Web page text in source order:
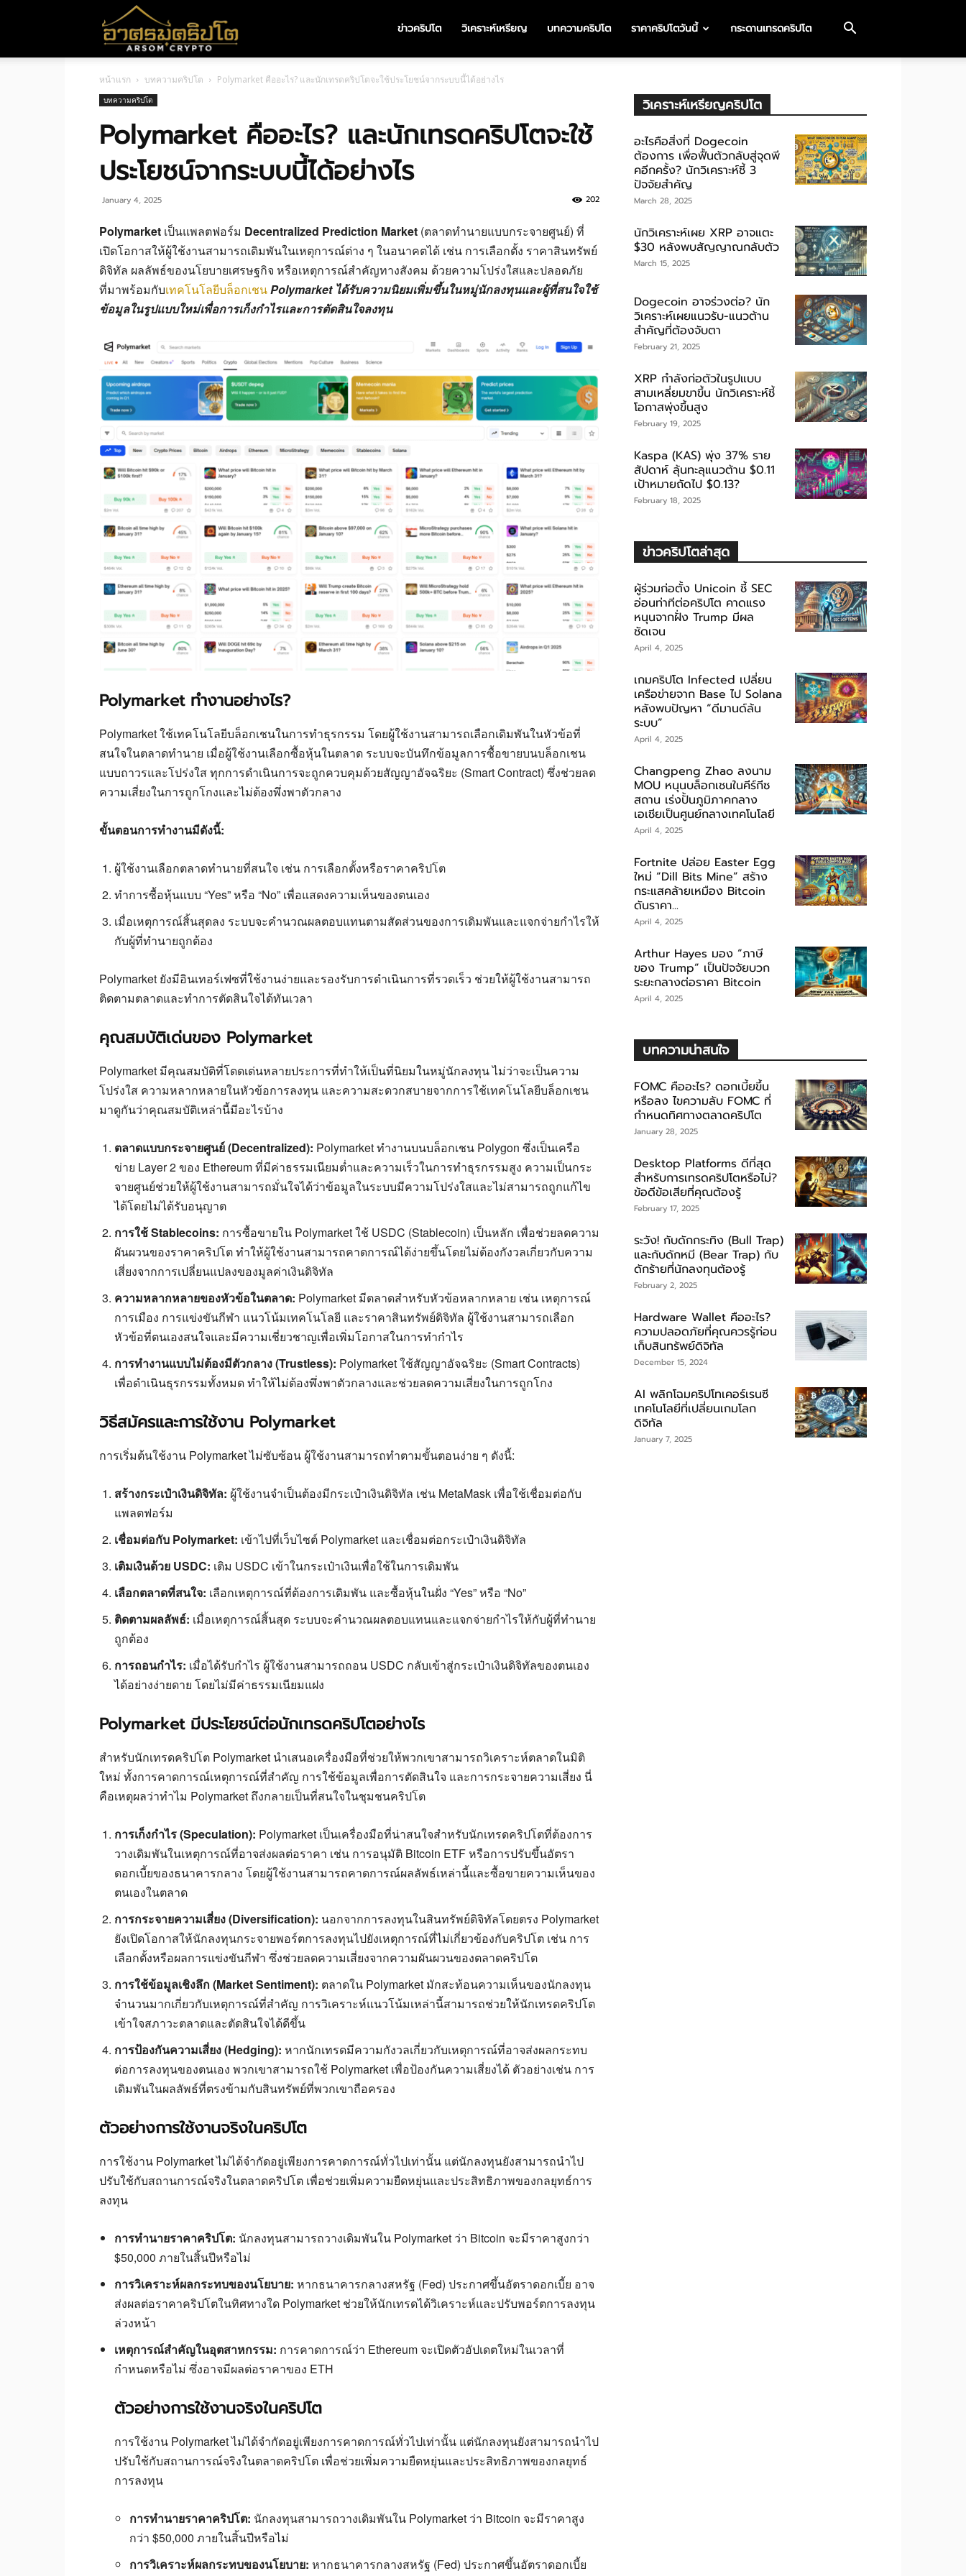
ศร
มค
ปโต
ข่าวคริปโต วิเคราะห์เหรียญ บทความคริปโต ราคาคริปโตวันนี้ กระดานเทรดคริปโต
หน้าแรก บทความคริปโต Polymarket คืออะไร? และนักเทรดคริปโตจะใช้ประโยชน์จากระบบนี้ได้อย่างไร
บทความคริปโต
Polymarket คืออะไร? และนักเทรดคริปโตจะใช้
ประโยชน์จากระบบนี้ได้อย่างไร
January 4, 2025 202
Polymarket เป็นแพลตฟอร์ม Decentralized Prediction Market (ตลาดทำนายแบบกระจายศูนย์) ที่
เปิดโอกาสให้ผู้ใช้งานสามารถเดิมพันในเหตุการณ์ต่าง ๆ ในอนาคตได้ เช่น การเลือกตั้ง ราคาสินทรัพย์
ดิจิทัล ผลลัพธ์ของนโยบายเศรษฐกิจ หรือเหตุการณ์สำคัญทางสังคม ด้วยความโปร่งใสและปลอดภัย
ที่มาพร้อมกับเทคโนโลยีบล็อกเชนPolymarket ได้รับความนิยมเพิ่มขึ้นในหมู่นักลงทุนและผู้ที่สนใจใช้
ข้อมูลในรูปแบบใหม่เพื่อการเก็งกำไรและการตัดสินใจลงทุน
Polymarket ทำงานอย่างไร?
Polymarket ใช้เทคโนโลยีบล็อกเชนในการทำธุรกรรม โดยผู้ใช้งานสามารถเลือกเดิมพันในหัวข้อที่
สนใจในตลาดทำนาย เมื่อผู้ใช้งานเลือกซื้อหุ้นในตลาด ระบบจะบันทึกข้อมูลการซื้อขายบนบล็อกเชน
แบบถาวรและโปร่งใส ทุกการดำเนินการจะถูกควบคุมด้วยสัญญาอัจฉริยะ (Smart Contract) ซึ่งช่วยลด
ความเสี่ยงในการถูกโกงและไม่ต้องพึ่งพาตัวกลาง
ขั้นตอนการทำงานมีดังนี้:
ผู้ใช้งานเลือกตลาดทำนายที่สนใจ เช่น การเลือกตั้งหรือราคาคริปโต
ทำการซื้อหุ้นแบบ “Yes” หรือ “No” เพื่อแสดงความเห็นของตนเอง
เมื่อเหตุการณ์สิ้นสุดลง ระบบจะคำนวณผลตอบแทนตามสัดส่วนของการเดิมพันและแจกจ่ายกำไรให้
กับผู้ที่ทำนายถูกต้อง
Polymarket ยังมีอินเทอร์เฟซที่ใช้งานง่ายและรองรับการดำเนินการที่รวดเร็ว ช่วยให้ผู้ใช้งานสามารถ
ติดตามตลาดและทำการตัดสินใจได้ทันเวลา
คุณสมบัติเด่นของ Polymarket
Polymarket มีคุณสมบัติที่โดดเด่นหลายประการที่ทำให้เป็นที่นิยมในหมู่นักลงทุน ไม่ว่าจะเป็นความ
โปร่งใส ความหลากหลายในหัวข้อการลงทุน และความสะดวกสบายจากการใช้เทคโนโลยีบล็อกเชน
มาดูกันว่าคุณสมบัติเหล่านี้มีอะไรบ้าง
ตลาดแบบกระจายศูนย์ (Decentralized): Polymarket ทำงานบนบล็อกเชน Polygon ซึ่งเป็นเครือ
ข่าย Layer 2 ของ Ethereum ที่มีค่าธรรมเนียมต่ำและความเร็วในการทำธุรกรรมสูง ความเป็นกระ
จายศูนย์ช่วยให้ผู้ใช้งานสามารถมั่นใจได้ว่าข้อมูลในระบบมีความโปร่งใสและไม่สามารถถูกแก้ไข
ได้โดยไม่ได้รับอนุญาต
การใช้ Stablecoins: การซื้อขายใน Polymarket ใช้ USDC (Stablecoin) เป็นหลัก เพื่อช่วยลดความ
ผันผวนของราคาคริปโต ทำให้ผู้ใช้งานสามารถคาดการณ์ได้ง่ายขึ้นโดยไม่ต้องกังวลเกี่ยวกับความ
เสี่ยงจากการเปลี่ยนแปลงของมูลค่าเงินดิจิทัล
ความหลากหลายของหัวข้อในตลาด: Polymarket มีตลาดสำหรับหัวข้อหลากหลาย เช่น เหตุการณ์
การเมือง การแข่งขันกีฬา แนวโน้มเทคโนโลยี และราคาสินทรัพย์ดิจิทัล ผู้ใช้งานสามารถเลือก
หัวข้อที่ตนเองสนใจและมีความเชี่ยวชาญเพื่อเพิ่มโอกาสในการทำกำไร
การทำงานแบบไม่ต้องมีตัวกลาง (Trustless): Polymarket ใช้สัญญาอัจฉริยะ (Smart Contracts)
เพื่อดำเนินธุรกรรมทั้งหมด ทำให้ไม่ต้องพึ่งพาตัวกลางและช่วยลดความเสี่ยงในการถูกโกง
วิธีสมัครและการใช้งาน Polymarket
การเริ่มต้นใช้งาน Polymarket ไม่ซับซ้อน ผู้ใช้งานสามารถทำตามขั้นตอนง่าย ๆ ดังนี้:
สร้างกระเป๋าเงินดิจิทัล: ผู้ใช้งานจำเป็นต้องมีกระเป๋าเงินดิจิทัล เช่น MetaMask เพื่อใช้เชื่อมต่อกับ
แพลตฟอร์ม
เชื่อมต่อกับ Polymarket: เข้าไปที่เว็บไซต์ Polymarket และเชื่อมต่อกระเป๋าเงินดิจิทัล
เติมเงินด้วย USDC: เติม USDC เข้าในกระเป๋าเงินเพื่อใช้ในการเดิมพัน
เลือกตลาดที่สนใจ: เลือกเหตุการณ์ที่ต้องการเดิมพัน และซื้อหุ้นในฝั่ง “Yes” หรือ “No”
ติดตามผลลัพธ์: เมื่อเหตุการณ์สิ้นสุด ระบบจะคำนวณผลตอบแทนและแจกจ่ายกำไรให้กับผู้ที่ทำนาย
ถูกต้อง
การถอนกำไร: เมื่อได้รับกำไร ผู้ใช้งานสามารถถอน USDC กลับเข้าสู่กระเป๋าเงินดิจิทัลของตนเอง
ได้อย่างง่ายดาย โดยไม่มีค่าธรรมเนียมแฝง
Polymarket มีประโยชน์ต่อนักเทรดคริปโตอย่างไร
สำหรับนักเทรดคริปโต Polymarket นำเสนอเครื่องมือที่ช่วยให้พวกเขาสามารถวิเคราะห์ตลาดในมิติ
ใหม่ ทั้งการคาดการณ์เหตุการณ์ที่สำคัญ การใช้ข้อมูลเพื่อการตัดสินใจ และการกระจายความเสี่ยง นี่
คือเหตุผลว่าทำไม Polymarket ถึงกลายเป็นที่สนใจในชุมชนคริปโต
การเก็งกำไร (Speculation): Polymarket เป็นเครื่องมือที่น่าสนใจสำหรับนักเทรดคริปโตที่ต้องการ
วางเดิมพันในเหตุการณ์ที่อาจส่งผลต่อราคา เช่น การอนุมัติ Bitcoin ETF หรือการปรับขึ้นอัตรา
ดอกเบี้ยของธนาคารกลาง โดยผู้ใช้งานสามารถคาดการณ์ผลลัพธ์เหล่านี้และซื้อขายความเห็นของ
ตนเองในตลาด
การกระจายความเสี่ยง (Diversification): นอกจากการลงทุนในสินทรัพย์ดิจิทัลโดยตรง Polymarket
ยังเปิดโอกาสให้นักลงทุนกระจายพอร์ตการลงทุนไปยังเหตุการณ์ที่ไม่เกี่ยวข้องกับคริปโต เช่น การ
เลือกตั้งหรือผลการแข่งขันกีฬา ซึ่งช่วยลดความเสี่ยงจากความผันผวนของตลาดคริปโต
การใช้ข้อมูลเชิงลึก (Market Sentiment): ตลาดใน Polymarket มักสะท้อนความเห็นของนักลงทุน
จำนวนมากเกี่ยวกับเหตุการณ์ที่สำคัญ การวิเคราะห์แนวโน้มเหล่านี้สามารถช่วยให้นักเทรดคริปโต
เข้าใจสภาวะตลาดและตัดสินใจได้ดีขึ้น
การป้องกันความเสี่ยง (Hedging): หากนักเทรดมีความกังวลเกี่ยวกับเหตุการณ์ที่อาจส่งผลกระทบ
ต่อการลงทุนของตนเอง พวกเขาสามารถใช้ Polymarket เพื่อป้องกันความเสี่ยงได้ ตัวอย่างเช่น การ
เดิมพันในผลลัพธ์ที่ตรงข้ามกับสินทรัพย์ที่พวกเขาถือครอง
ตัวอย่างการใช้งานจริงในคริปโต
การใช้งาน Polymarket ไม่ได้จำกัดอยู่เพียงการคาดการณ์ทั่วไปเท่านั้น แต่นักลงทุนยังสามารถนำไป
ปรับใช้กับสถานการณ์จริงในตลาดคริปโต เพื่อช่วยเพิ่มความยืดหยุ่นและประสิทธิภาพของกลยุทธ์การ
ลงทุน
การทำนายราคาคริปโต: นักลงทุนสามารถวางเดิมพันใน Polymarket ว่า Bitcoin จะมีราคาสูงกว่า
$50,000 ภายในสิ้นปีหรือไม่
การวิเคราะห์ผลกระทบของนโยบาย: หากธนาคารกลางสหรัฐ (Fed) ประกาศขึ้นอัตราดอกเบี้ย อาจ
ส่งผลต่อราคาคริปโตในทิศทางใด Polymarket ช่วยให้นักเทรดได้วิเคราะห์และปรับพอร์ตการลงทุน
ล่วงหน้า
เหตุการณ์สำคัญในอุตสาหกรรม: การคาดการณ์ว่า Ethereum จะเปิดตัวอัปเดตใหม่ในเวลาที่
กำหนดหรือไม่ ซึ่งอาจมีผลต่อราคาของ ETH
ตัวอย่างการใช้งานจริงในคริปโต
การใช้งาน Polymarket ไม่ได้จำกัดอยู่เพียงการคาดการณ์ทั่วไปเท่านั้น แต่นักลงทุนยังสามารถนำไป
ปรับใช้กับสถานการณ์จริงในตลาดคริปโต เพื่อช่วยเพิ่มความยืดหยุ่นและประสิทธิภาพของกลยุทธ์
การลงทุน
การทำนายราคาคริปโต: นักลงทุนสามารถวางเดิมพันใน Polymarket ว่า Bitcoin จะมีราคาสูง
กว่า $50,000 ภายในสิ้นปีหรือไม่
การวิเคราะห์ผลกระทบของนโยบาย: หากธนาคารกลางสหรัฐ (Fed) ประกาศขึ้นอัตราดอกเบี้ย
วิเคราะห์เหรียญคริปโต
อะไรคือสิ่งที่ Dogecoin
ต้องการ เพื่อฟื้นตัวกลับสู่จุดพี
คอีกครั้ง? นักวิเคราะห์ชี้ 3
ปัจจัยสำคัญ
March 28, 2025
นักวิเคราะห์เผย XRP อาจแตะ
$30 หลังพบสัญญาณกลับตัว
March 15, 2025
Dogecoin อาจร่วงต่อ? นัก
วิเคราะห์เผยแนวรับ-แนวต้าน
สำคัญที่ต้องจับตา
February 21, 2025
XRP กำลังก่อตัวในรูปแบบ
สามเหลี่ยมขาขึ้น นักวิเคราะห์ชี้
โอกาสพุ่งขึ้นสูง
February 19, 2025
Kaspa (KAS) พุ่ง 37% ราย
สัปดาห์ ลุ้นทะลุแนวต้าน $0.11
เป้าหมายถัดไป $0.13?
February 18, 2025
ข่าวคริปโตล่าสุด
ผู้ร่วมก่อตั้ง Unicoin ชี้ SEC
อ่อนท่าทีต่อคริปโต คาดแรง
หนุนจากฝั่ง Trump มีผล
ชัดเจน
April 4, 2025
เกมคริปโต Infected เปลี่ยน
เครือข่ายจาก Base ไป Solana
หลังพบปัญหา “ดีมานด์ล้น
ระบบ”
April 4, 2025
Changpeng Zhao ลงนาม
MOU หนุนบล็อกเชนในคีร์กีซ
สถาน เร่งปั้นภูมิภาคกลาง
เอเชียเป็นศูนย์กลางเทคโนโลยี
April 4, 2025
Fortnite ปล่อย Easter Egg
ใหม่ “Dill Bits Mine” สร้าง
กระแสคล้ายเหมือง Bitcoin
ดันราคา...
April 4, 2025
Arthur Hayes มอง “ภาษี
ของ Trump” เป็นปัจจัยบวก
ระยะกลางต่อราคา Bitcoin
April 4, 2025
บทความน่าสนใจ
FOMC คืออะไร? ดอกเบี้ยขึ้น
หรือลง ไขความลับ FOMC ที่
กำหนดทิศทางตลาดคริปโต
January 28, 2025
Desktop Platforms ดีที่สุด
สำหรับการเทรดคริปโตหรือไม่?
ข้อดีข้อเสียที่คุณต้องรู้
February 17, 2025
ระวัง! กับดักกระทิง (Bull Trap)
และกับดักหมี (Bear Trap) กับ
ดักร้ายที่นักลงทุนต้องรู้
February 2, 2025
Hardware Wallet คืออะไร?
ความปลอดภัยที่คุณควรรู้ก่อน
เก็บสินทรัพย์ดิจิทัล
December 15, 2024
AI พลิกโฉมคริปโทเคอร์เรนซี
เทคโนโลยีที่เปลี่ยนเกมโลก
ดิจิทัล
January 7, 2025